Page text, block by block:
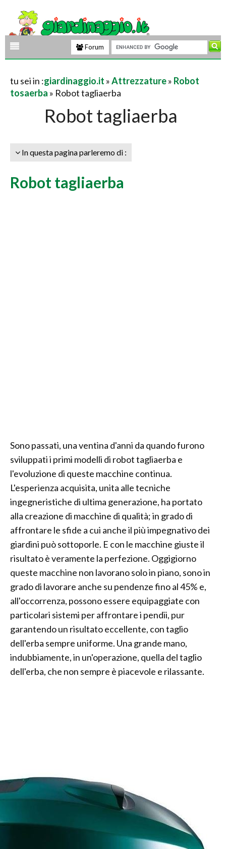
Forum
tu sei in :giardinaggio.it »Attrezzature» Robot
tosaerba » Robot tagliaerba
Robot tagliaerba
In questa pagina parleremo di :
Robot tagliaerba
Sono passati, una ventina d'anni da quando furono
sviluppati i primi modelli di robot tagliaerba e
l'evoluzione di queste macchine continua.
L'esperienza acquisita, unita alle tecniche
ingegneristiche di ultima generazione, ha portato
alla creazione di macchine di qualità; in grado di
affrontare le sfide a cui anche il più impegnativo dei
giardini può sottoporle. E con le macchine giuste il
risultato è veramente la perfezione. Oggigiorno
queste macchine non lavorano solo in piano, sono in
grado di lavorare anche su pendenze fino al 45% e,
all'occorrenza, possono essere equipaggiate con
particolari sistemi per affrontare i pendii, pur
garantendo un risultato eccellente, con taglio
dell'erba sempre uniforme. Una grande mano,
indubbiamente, in un'operazione, quella del taglio
dell'erba, che non sempre è piacevole e rilassante.